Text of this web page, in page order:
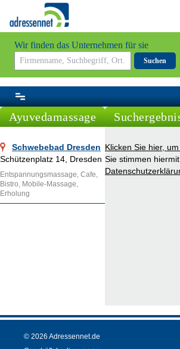
Wir finden das Unternehmen für sie
Suchen
Ayuvedamassage
Schwebebad Dresden
Schützenplatz 14, Dresden
Entspannungsmassage, Cafe,
Bistro, Mobile-Massage,
Erholung
Klicken Sie hier,
Sie stimmen
© 2026 Adressennet.de